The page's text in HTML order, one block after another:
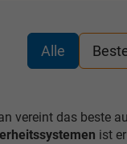
Alle
vereint das beste
ist